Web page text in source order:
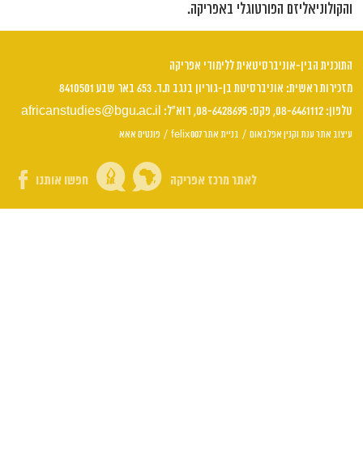
והקולוניאליזם הפורטוגלי באפריקה.
התוכנית הבין-אוניברסיטאית ללימודי אפריקה
מזכירות ראשית: אוניברסיטת בן-גוריון בנגב ת.ד. 653 באר שבע 8410501
טלפון: 08-6461112, פקס: 08-6428695, דוא"ל:
africanstudies@bgu.ac.il
עיצוב אתר ענת וקנין אפלבאום / בניית אתר felix007 / פונטים אאא
חפשו אותנו לאתר מרכז אפריקה